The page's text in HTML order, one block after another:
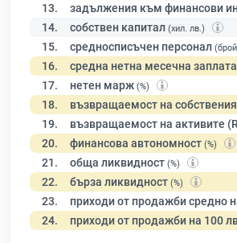
13. задължения към финансови
14. собствен капитал (хил. лв.)
15. средносписъчен персонал
16. средна нетна месечна заплата
17. нетен марж (%)
18. възвращаемост на собствения
19. възвращаемост на активите
20. финансова автономност (%)
21. обща ликвидност (%)
22. бърза ликвидност (%)
23. приходи от продажби средно
24. приходи от продажби на 100